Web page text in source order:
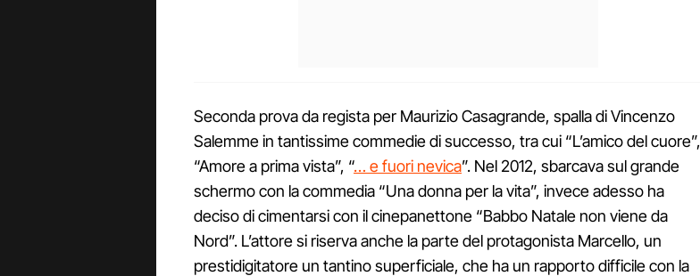
Seconda prova da regista per Maurizio Casagrande, spalla di Vincenzo
Salemme in tantissime commedie di successo, tra cui “L’amico del cuore”,
“Amore a prima vista”, “… e fuori nevica”. Nel 2012, sbarcava sul grande
schermo con la commedia “Una donna per la vita”, invece adesso ha
deciso di cimentarsi con il cinepanettone “Babbo Natale non viene da
Nord”. L’attore si riserva anche la parte del protagonista Marcello, un
prestidigitatore un tantino superficiale, che ha un rapporto difficile con la